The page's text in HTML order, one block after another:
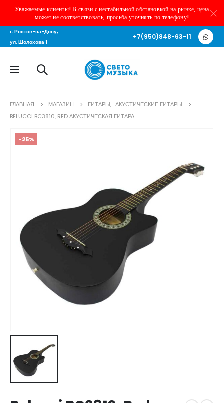
Уважаемые клиенты! В связи с нестабильной обстановкой на рынке, цена
может не соответствовать, просьба уточнять по телефону!
г. Ростов-на-Дону,
ул. Шолохова 1
+7(950)848-63-11
ГЛАВНАЯ МАГАЗИН ГИТАРЫ, АКУСТИЧЕСКИЕ ГИТАРЫ
BELUCCI BC3810, RED АКУСТИЧЕСКАЯ ГИТАРА
-25%